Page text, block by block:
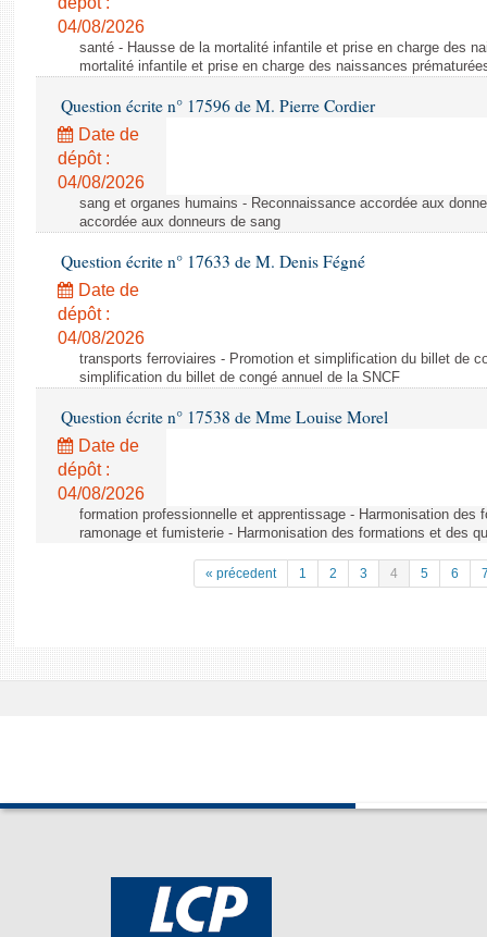
04/08/2026
santé - Hausse de la mortalité infantile et prise en charge des
mortalité infantile et prise en charge des naissances
Question écrite n° 17596 de M. Pierre Cordier
Date de
dépôt :
04/08/2026
sang et organes humains - Reconnaissance accordée aux
accordée aux donneurs de sang
Question écrite n° 17633 de M. Denis Fégné
Date de
dépôt :
04/08/2026
transports ferroviaires - Promotion et simplification du billet de
simplification du billet de congé annuel de la SNCF
Question écrite n° 17538 de Mme Louise Morel
Date de
dépôt :
04/08/2026
formation professionnelle et apprentissage - Harmonisation des
ramonage et fumisterie - Harmonisation des formations et des
« précedent 1 2 3 4 5 6